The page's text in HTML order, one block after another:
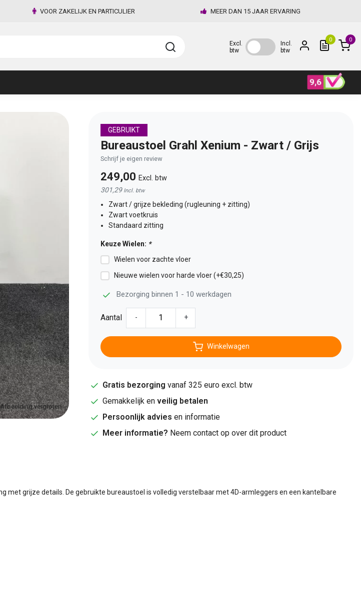
VOOR ZAKELIJK EN PARTICULIER MEER DAN 15 JAAR ERVARING
Excl.
btw
Incl.
btw
0 0
Afbeelding vergroten
GEBRUIKT
Bureaustoel Grahl Xenium - Zwart / Grijs
Schrijf je eigen review
249,00 Excl. btw
301,29 Incl. btw
Zwart / grijze bekleding (rugleuning + zitting)
Zwart voetkruis
Standaard zitting
Keuze Wielen: *
Wielen voor zachte vloer
Nieuwe wielen voor harde vloer (+€30,25)
Bezorging binnen 1 - 10 werkdagen
Aantal - +
Winkelwagen
Gratis bezorging vanaf 325 euro excl. btw
Gemakkelijk en veilig betalen
Persoonlijk advies en informatie
Meer informatie? Neem contact op over dit product
grijze details. De gebruikte bureaustoel is volledig verstelbaar met 4D-armleggers en een kantelbare